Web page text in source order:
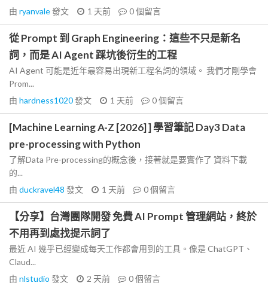
由 ryanvale發文 1 天前 0個留言
從 Prompt 到 Graph Engineering：這些不只是新名
詞，而是 AI Agent 踩坑後衍生的工程
AI Agent 可能是近年最容易出現新工程名詞的領域。 我們才剛學會
Prom...
由 hardness1020發文 1 天前 0個留言
[Machine Learning A-Z [2026] ] 學習筆記 Day3 Data
pre-processing with Python
了解Data Pre-processing的概念後，接著就是要實作了 資料下載
的...
由 duckravel48 發文 1 天前 0個留言
【分享】台灣團隊開發 免費 AI Prompt 管理網站，終於
不用再到處找提示詞了
最近 AI 幾乎已經變成每天工作都會用到的工具。像是 ChatGPT、
Claud...
由 nlstudio 發文 2 天前 0個留言